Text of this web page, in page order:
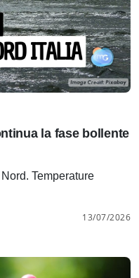
la fase bollente
Temperature
13/07/2026